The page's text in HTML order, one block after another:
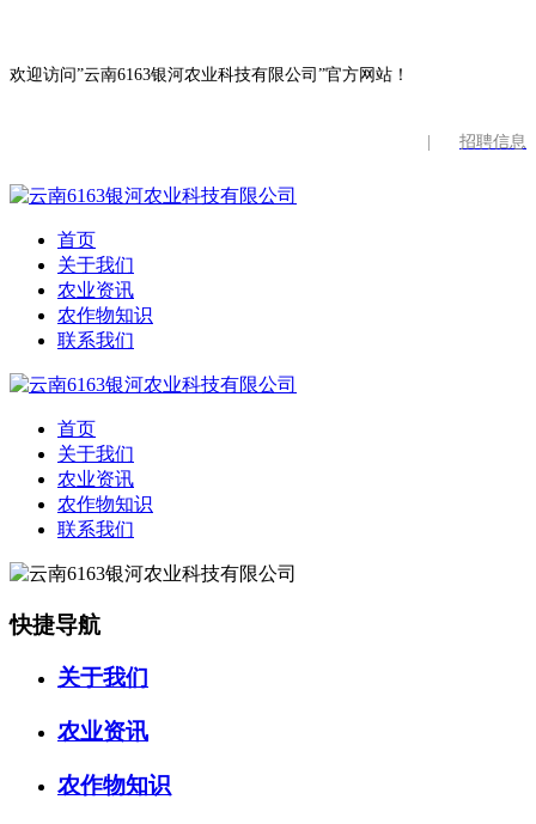
欢迎访问”云南6163银河农业科技有限公司”官方网站！
招聘信息
首页
关于我们
农业资讯
农作物知识
联系我们
首页
关于我们
农业资讯
农作物知识
联系我们
快捷导航
关于我们
农业资讯
农作物知识